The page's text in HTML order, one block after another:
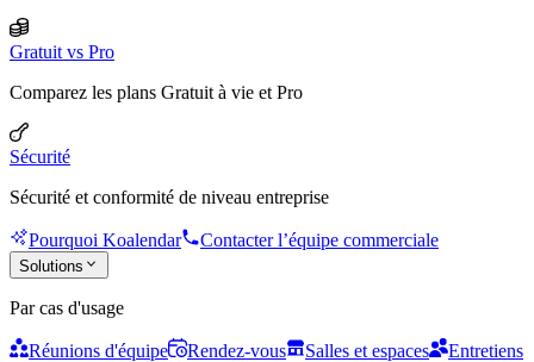
Gratuit vs Pro
Comparez les plans Gratuit à vie et Pro
Sécurité
Sécurité et conformité de niveau entreprise
Pourquoi Koalendar Contacter l’équipe commerciale
Solutions
Par cas d'usage
Réunions d'équipe Rendez-vous Salles et espaces
Entretiens